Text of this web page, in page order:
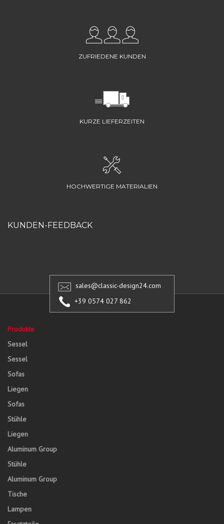
ZUFRIEDENE KUNDEN
KURZE LIEFERZEITEN
HOCHWERTIGE MATERIALIEN
KUNDEN-FEEDBACK
sales@classic-design24.com
+39 0574 027 862
Produkte
Sessel
Sessel
Sofas
Liegen
Sofas
Stühle
Liegen
Aluminum Group
Stühle
Aluminum Group
Tische
Lampen